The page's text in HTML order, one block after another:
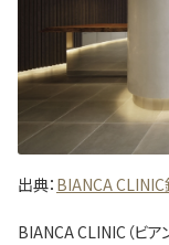
出典： BIANCA
​BIANCA CLINIC（ビア